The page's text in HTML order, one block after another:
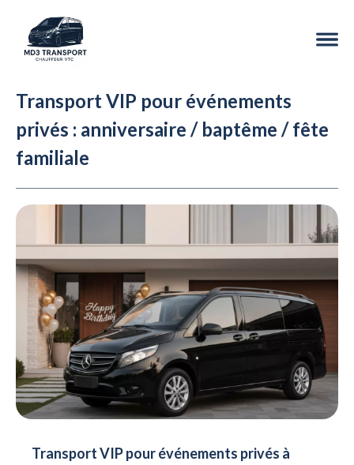
Transport VIP pour événements
privés : anniversaire / baptême / fête
familiale
Transport VIP pour événements privés à